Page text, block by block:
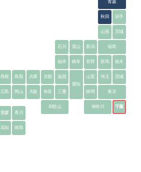
青森
秋田 岩手
山形 宮城
石川 富山 新潟 福島
福井 岐阜 長野 群馬 栃木
島根 鳥取 兵庫 京都
滋賀
愛知
山梨 埼玉 茨城
広島 岡山 大阪 奈良 三重 東京
愛媛
香川
和歌山
静岡
神奈川 千葉
高知
徳島